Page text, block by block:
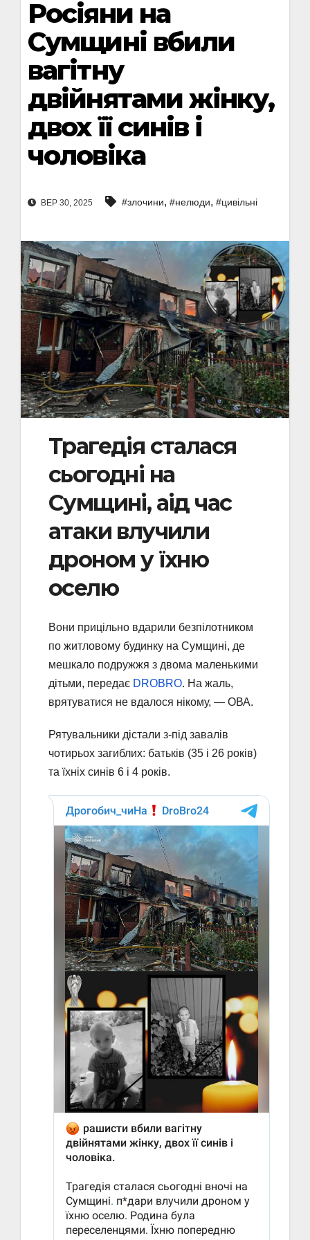
Росіяни на
Сумщині вбили
вагітну
двійнятами жінку,
двох її синів і
чоловіка
ВЕР 30, 2025 #злочини, #нелюди, #цивільні
Трагедія сталася
сьогодні на
Сумщині, аід час
атаки влучили
дроном у їхню
оселю
Вони прицільно вдарили безпілотником
по житловому будинку на Сумщині, де
мешкало подружжя з двома маленькими
дітьми, передає DROBRO. На жаль,
врятуватися не вдалося нікому, — ОВА.
Рятувальники дістали з-під завалів
чотирьох загиблих: батьків (35 і 26 років)
та їхніх синів 6 і 4 років.